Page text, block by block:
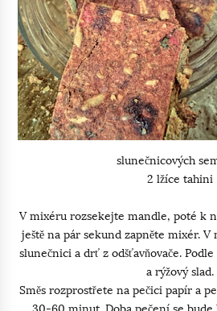
slunečnicových
2 lžíce tahini
V mixéru rozsekejte mandle, poté k
ještě na pár sekund zapněte mixér.
slunečnici a drť z odšťavňovače.
a rýžový slad.
Směs rozprostřete na pečici papír a
30-60 minut. Doba pečení se bude